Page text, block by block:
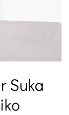
Suka